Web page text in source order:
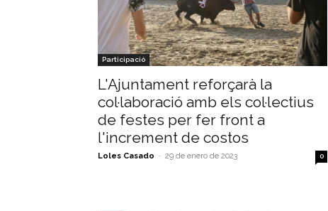
Participació
L'Ajuntament reforçarà la
col·laboració amb els col·lectius
de festes per fer front a
l'increment de costos
Loles Casado - 29 de enero de 2023 0